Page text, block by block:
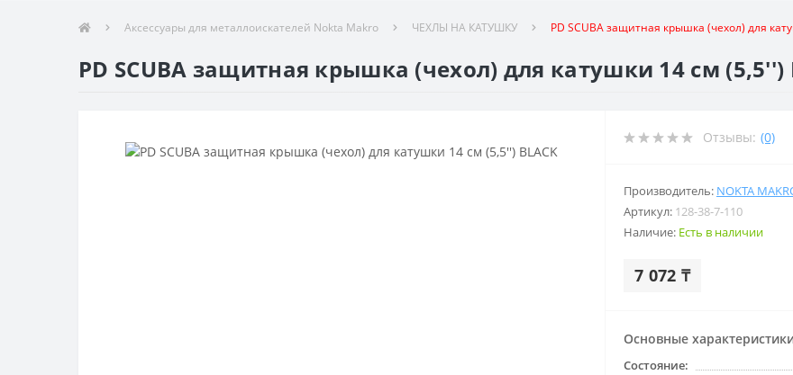
Аксессуары для металлоискателей Nokta Makro ЧЕХЛЫ НА КАТУШКУ PD SCUBA защитная крышка (чехол) для
PD SCUBA защитная крышка (чехол) для катушки 14 см (5,5'')
Отзывы: (0)
Производитель: NOKTA
Артикул: 128-38-7-110
Наличие: Есть в наличии
7 072 ₸
Основные
Состояние: